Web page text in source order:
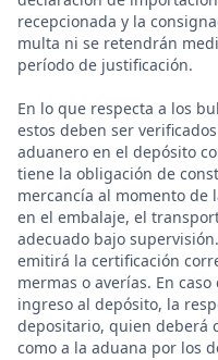
recepcionada y la
multa ni se retendrán
período de justificación.
En lo que respecta a los
estos deben ser
aduanero en el depósito
tiene la obligación de
mercancía al momento de
en el embalaje, el
adecuado bajo
emitirá la certificación
mermas o averías. En
ingreso al depósito, la
depositario, quien deberá
como a la aduana por los